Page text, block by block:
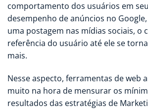
comportamento dos usuários em
desempenho de anúncios no
uma postagem nas mídias sociais, o
referência do usuário até ele se
mais.
Nesse aspecto, ferramentas de web
muito na hora de mensurar os
resultados das estratégias de